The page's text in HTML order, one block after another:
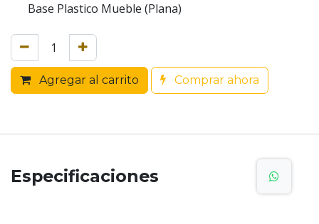
Base Plastico Mueble (Plana)
Agregar al carrito Comprar ahora
Especificaciones